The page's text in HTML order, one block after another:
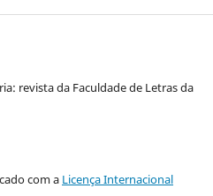
revista da Faculdade de Letras da
com a Licença Internacional